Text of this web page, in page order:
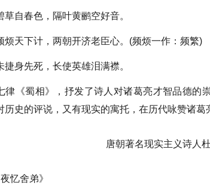
草自春色，隔叶黄鹂空好音。
烦天下计，两朝开济老臣心。(频烦一作：频繁)
捷身先死，长使英雄泪满襟。
律《蜀相》，抒发了诗人对诸葛亮才智品德的
历史的评说，又有现实的寓托，在历代咏赞诸葛
忆舍弟》
食丹药？
的儿子是谁？
儿媳后 李瑁又